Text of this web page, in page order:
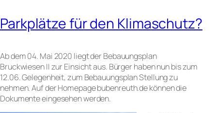
Parkplätze für den Klimaschutz?
Ab dem 04. Mai 2020 liegt der Bebauungsplan
Bruckwiesen II zur Einsicht aus. Bürger haben nun bis zum
12.06. Gelegenheit, zum Bebauungsplan Stellung zu
nehmen. Auf der Homepage bubenreuth.de können die
Dokumente eingesehen werden.